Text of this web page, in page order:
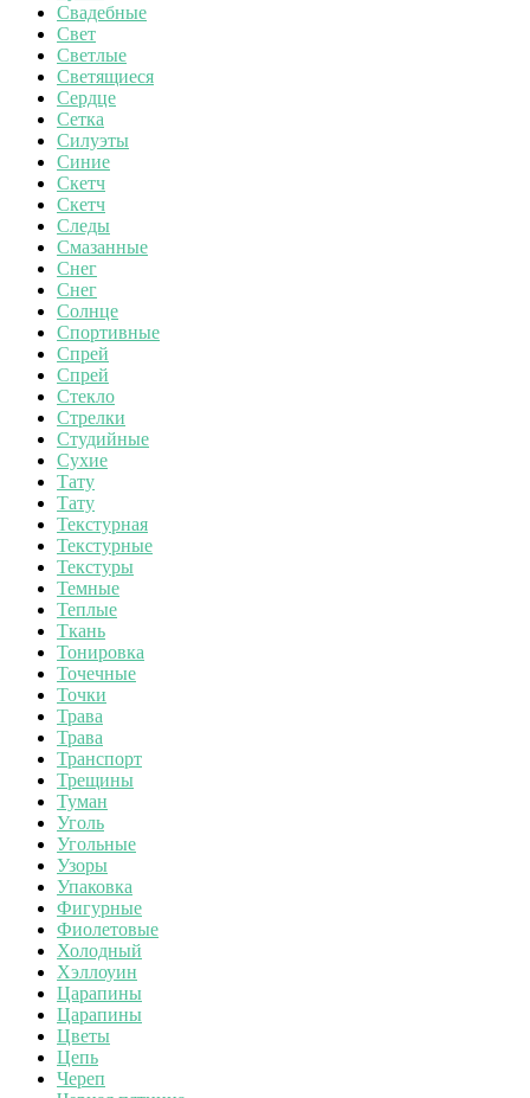
Свадебные
Свет
Светлые
Светящиеся
Сердце
Сетка
Силуэты
Синие
Скетч
Скетч
Следы
Смазанные
Снег
Снег
Солнце
Спортивные
Спрей
Спрей
Стекло
Стрелки
Студийные
Сухие
Тату
Тату
Текстурная
Текстурные
Текстуры
Темные
Теплые
Ткань
Тонировка
Точечные
Точки
Трава
Трава
Транспорт
Трещины
Туман
Уголь
Угольные
Узоры
Упаковка
Фигурные
Фиолетовые
Холодный
Хэллоуин
Царапины
Царапины
Цветы
Цепь
Череп